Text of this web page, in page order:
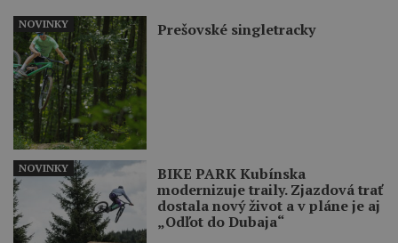
Prešovské singletracky
NOVINKY
BIKE PARK Kubínska
modernizuje traily. Zjazdová trať
dostala nový život a v pláne je aj
„Odľot do Dubaja“
NOVINKY